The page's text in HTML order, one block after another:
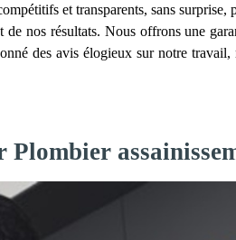
et transparents, sans
de nos résultats. Nous offrons une
des avis élogieux sur notre